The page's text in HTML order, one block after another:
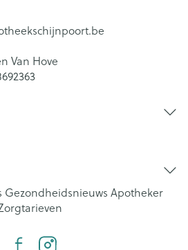
Van Hove
Gezondheidsnieuws Apotheker